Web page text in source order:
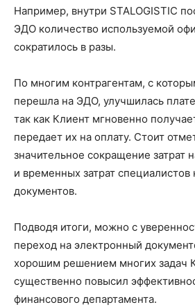
Например, внутри STALOGISTIC
ЭДО количество используемой
сократилось в разы.
По многим контрагентам, с
перешла на ЭДО, улучшилась
так как Клиент мгновенно
передает их на оплату. Стоит
значительное сокращение затрат
и временных затрат специалистов
документов.
Подводя итоги, можно с
переход на электронный
хорошим решением многих задач
существенно повысил
финансового департамента.